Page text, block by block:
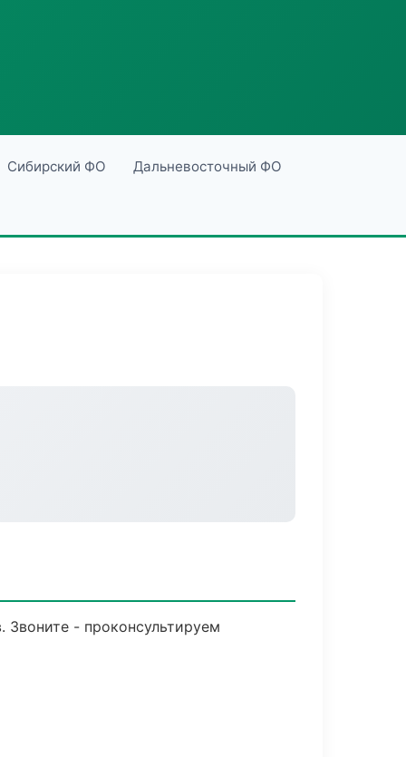
Сибирский ФО Дальневосточный ФО
Звоните - проконсультируем